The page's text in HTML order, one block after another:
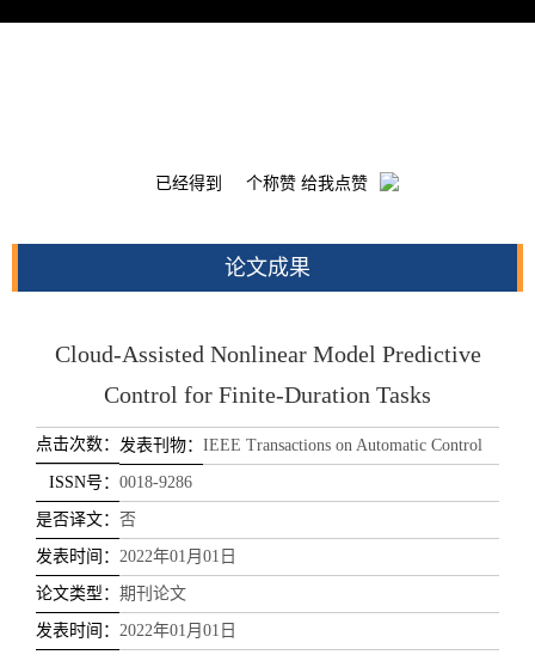
已经得到 个称赞 给我点赞
论文成果
Cloud-Assisted Nonlinear Model Predictive
Control for Finite-Duration Tasks
点击次数： 发表刊物： IEEE Transactions on Automatic Control
ISSN号： 0018-9286
是否译文： 否
发表时间： 2022年01月01日
论文类型： 期刊论文
发表时间： 2022年01月01日